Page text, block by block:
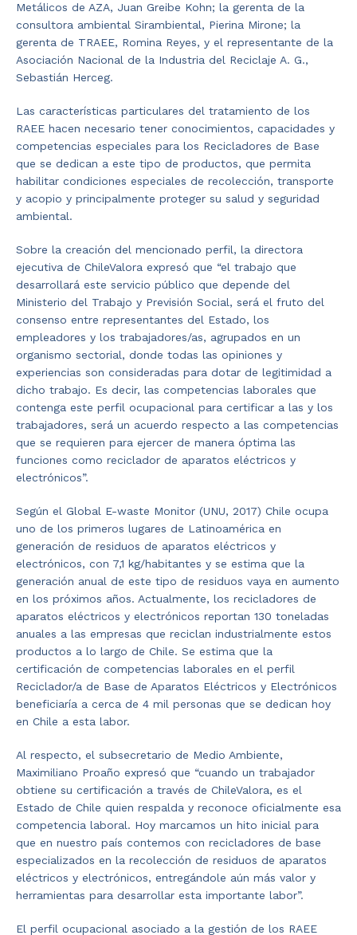
Metálicos de AZA, Juan Greibe Kohn; la gerenta de la
consultora ambiental Sirambiental, Pierina Mirone; la
gerenta de TRAEE, Romina Reyes, y el representante de la
Asociación Nacional de la Industria del Reciclaje A. G.,
Sebastián Herceg.
Las características particulares del tratamiento de los
RAEE hacen necesario tener conocimientos, capacidades y
competencias especiales para los Recicladores de Base
que se dedican a este tipo de productos, que permita
habilitar condiciones especiales de recolección, transporte
y acopio y principalmente proteger su salud y seguridad
ambiental.
Sobre la creación del mencionado perfil, la directora
ejecutiva de ChileValora expresó que “el trabajo que
desarrollará este servicio público que depende del
Ministerio del Trabajo y Previsión Social, será el fruto del
consenso entre representantes del Estado, los
empleadores y los trabajadores/as, agrupados en un
organismo sectorial, donde todas las opiniones y
experiencias son consideradas para dotar de legitimidad a
dicho trabajo. Es decir, las competencias laborales que
contenga este perfil ocupacional para certificar a las y los
trabajadores, será un acuerdo respecto a las competencias
que se requieren para ejercer de manera óptima las
funciones como reciclador de aparatos eléctricos y
electrónicos”.
Según el Global E-waste Monitor (UNU, 2017) Chile ocupa
uno de los primeros lugares de Latinoamérica en
generación de residuos de aparatos eléctricos y
electrónicos, con 7,1 kg/habitantes y se estima que la
generación anual de este tipo de residuos vaya en aumento
en los próximos años. Actualmente, los recicladores de
aparatos eléctricos y electrónicos reportan 130 toneladas
anuales a las empresas que reciclan industrialmente estos
productos a lo largo de Chile. Se estima que la
certificación de competencias laborales en el perfil
Reciclador/a de Base de Aparatos Eléctricos y Electrónicos
beneficiaría a cerca de 4 mil personas que se dedican hoy
en Chile a esta labor.
Al respecto, el subsecretario de Medio Ambiente,
Maximiliano Proaño expresó que “cuando un trabajador
obtiene su certificación a través de ChileValora, es el
Estado de Chile quien respalda y reconoce oficialmente esa
competencia laboral. Hoy marcamos un hito inicial para
que en nuestro país contemos con recicladores de base
especializados en la recolección de residuos de aparatos
eléctricos y electrónicos, entregándole aún más valor y
herramientas para desarrollar esta importante labor”.
El perfil ocupacional asociado a la gestión de los RAEE